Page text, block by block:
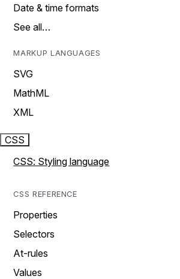
Date & time formats
See all…
MARKUP LANGUAGES
SVG
MathML
XML
CSS
CSS: Styling language
CSS REFERENCE
Properties
Selectors
At-rules
Values